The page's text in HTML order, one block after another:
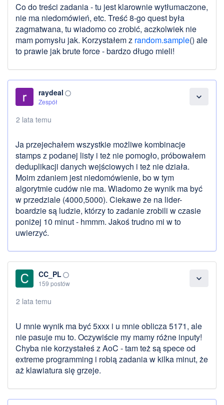
Co do treści zadania - tu jest klarownie wytłumaczone,
nie ma niedomówień, etc. Treść 8-go quest była
zagmatwana, tu wiadomo co zrobić, aczkolwiek nie
mam pomysłu jak. Korzystałem z random.sample() ale
to prawie jak brute force - bardzo długo mieli!
expand_more
raydeal panorama_fish_eye
Zespół
2 lata temu
Ja przejechałem wszystkie możliwe kombinacje
stamps z podanej listy i też nie pomogło, próbowałem
deduplikacji danych wejściowych i też nie działa.
Moim zdaniem jest niedomówienie, bo w tym
algorytmie cudów nie ma. Wiadomo że wynik ma być
w przedziale (4000,5000). Ciekawe że na lider-
boardzie są ludzie, którzy to zadanie zrobili w czasie
poniżej 10 minut - hmmm. Jakoś trudno mi w to
uwierzyć.
expand_more
CC_PL panorama_fish_eye
159 postów
2 lata temu
U mnie wynik ma być 5xxx i u mnie oblicza 5171, ale
nie pasuje mu to. Oczywiście my mamy różne inputy!
Chyba nie korzystałeś z AoC - tam też są spece od
extreme programming i robią zadania w kilka minut, że
aż klawiatura się grzeje.